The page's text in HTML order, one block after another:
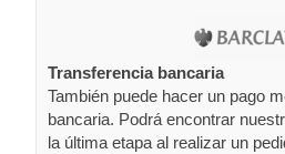
Transferencia bancaria
También puede hacer un pago
bancaria. Podrá encontrar
la última etapa al realizar un